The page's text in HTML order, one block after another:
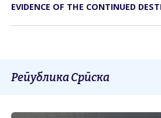
EVIDENCE OF THE CONTINUED
Република Српска